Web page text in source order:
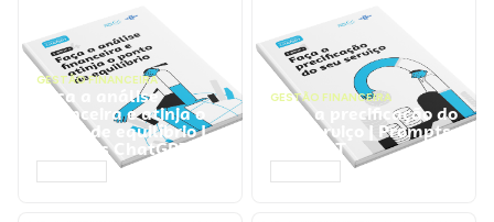
GESTÃO FINANCEIRA
Faça a análise
financeira e atinja o
ponto de equilíbrio |
Prompts ChatGPT
GESTÃO FINANCEIRA
Faça a precificação do
seu serviço | Prompts
ChatGPT